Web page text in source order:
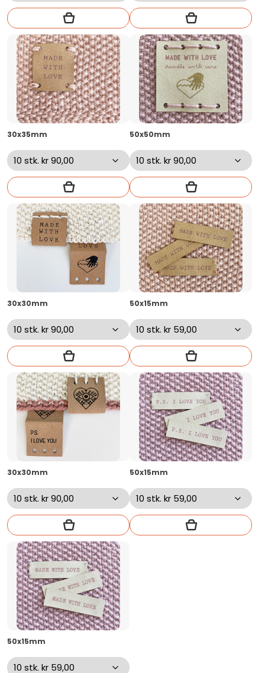
30x35mm 50x50mm
30x30mm 50x15mm
30x30mm 50x15mm
50x15mm